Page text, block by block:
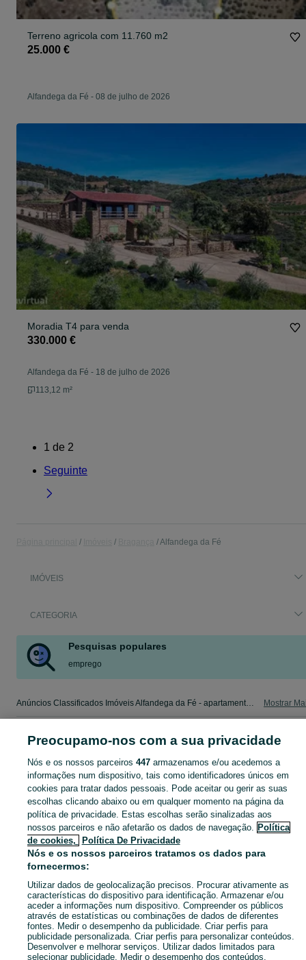
Terreno agricola com 11.760 m2
25.000 €
Alfandega da Fé - 08 de julho de 2026
Moradia T4 para venda
330.000 €
Alfandega da Fé - 18 de julho de 2026
113,12 m²
1 de 2
Seguinte
Alfandega da Fé
IMÓVEIS
CATEGORIA
Pesquisas populares
emprego
Anúncios Classificados Imóveis Alfandega da Fé - apartamentos, casas para arrendar, para vender. Veja os anúncios ou publique o seu anúncio de Imóveis grátis no OLX. Mostrar
Mapa do site
Mapa de mini-sites
Pesquisas populares
Preocupamo-nos com a sua privacidade
Nós e os nossos parceiros 447armazenamos e/ou acedemos a
informações num dispositivo, tais como identificadores únicos em
cookies para tratar dados pessoais. Pode aceitar ou gerir as suas
escolhas clicando abaixo ou em qualquer momento na página da
política de privacidade. Estas escolhas serão sinalizadas aos
nossos parceiros e não afetarão os dados de navegação. Política
de cookies,
Política De Privacidade
Nós e os nossos parceiros tratamos os dados para
fornecermos:
Utilizar dados de geolocalização precisos. Procurar ativamente as
características do dispositivo para identificação. Armazenar e/ou
aceder a informações num dispositivo. Compreender os públicos
através de estatísticas ou combinações de dados de diferentes
fontes. Medir o desempenho da publicidade. Criar perfis para
publicidade personalizada. Criar perfis para personalizar conteúdos.
Desenvolver e melhorar serviços. Utilizar dados limitados para
selecionar publicidade. Medir o desempenho dos conteúdos.